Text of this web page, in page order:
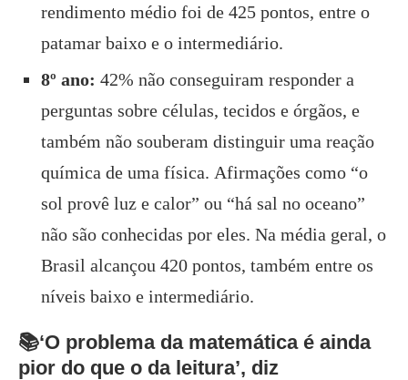
rendimento médio foi de 425 pontos, entre o
patamar baixo e o intermediário.
8º ano: 42% não conseguiram responder a
perguntas sobre células, tecidos e órgãos, e
também não souberam distinguir uma reação
química de uma física. Afirmações como “o
sol provê luz e calor” ou “há sal no oceano”
não são conhecidas por eles. Na média geral, o
Brasil alcançou 420 pontos, também entre os
níveis baixo e intermediário.
📚‘O problema da matemática é ainda
pior do que o da leitura’, diz